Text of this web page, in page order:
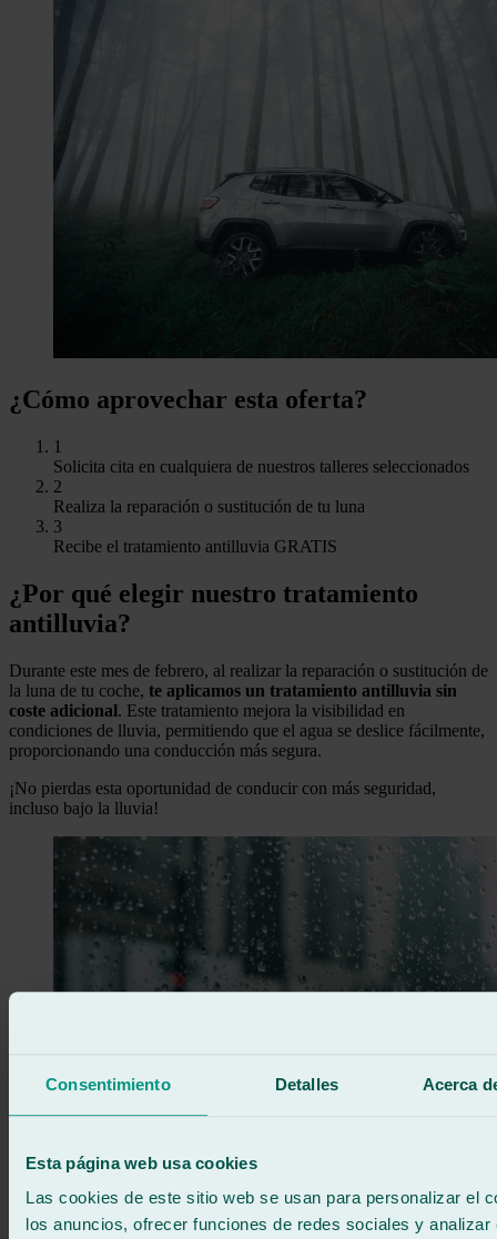
Consentimiento Detalles Acerca
Esta página web usa cookies
Las cookies de este sitio web se usan para personalizar el
los anuncios, ofrecer funciones de redes sociales y analizar
¿Cómo aprovechar esta oferta?
1
Solicita cita en cualquiera de nuestros talleres seleccionados
2
Realiza la reparación o sustitución de tu luna
3
Recibe el tratamiento antilluvia GRATIS
¿Por qué elegir nuestro tratamiento
antilluvia?
Durante este mes de febrero, al realizar la reparación o sustitución de
la luna de tu coche, te aplicamos un tratamiento antilluvia sin
coste adicional. Este tratamiento mejora la visibilidad en
condiciones de lluvia, permitiendo que el agua se deslice fácilmente,
proporcionando una conducción más segura.
¡No pierdas esta oportunidad de conducir con más seguridad,
incluso bajo la lluvia!